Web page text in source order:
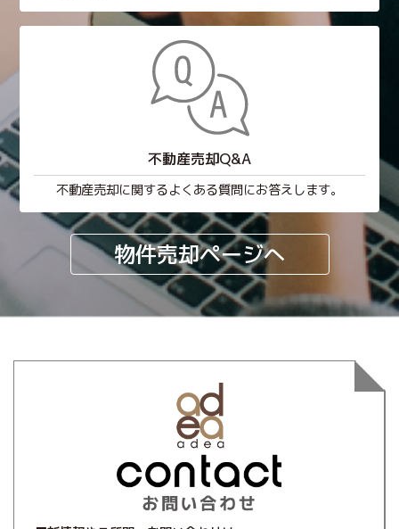
不動産売却Q&A
不動産売却に関するよくある質問にお答えします。
物件売却ページへ